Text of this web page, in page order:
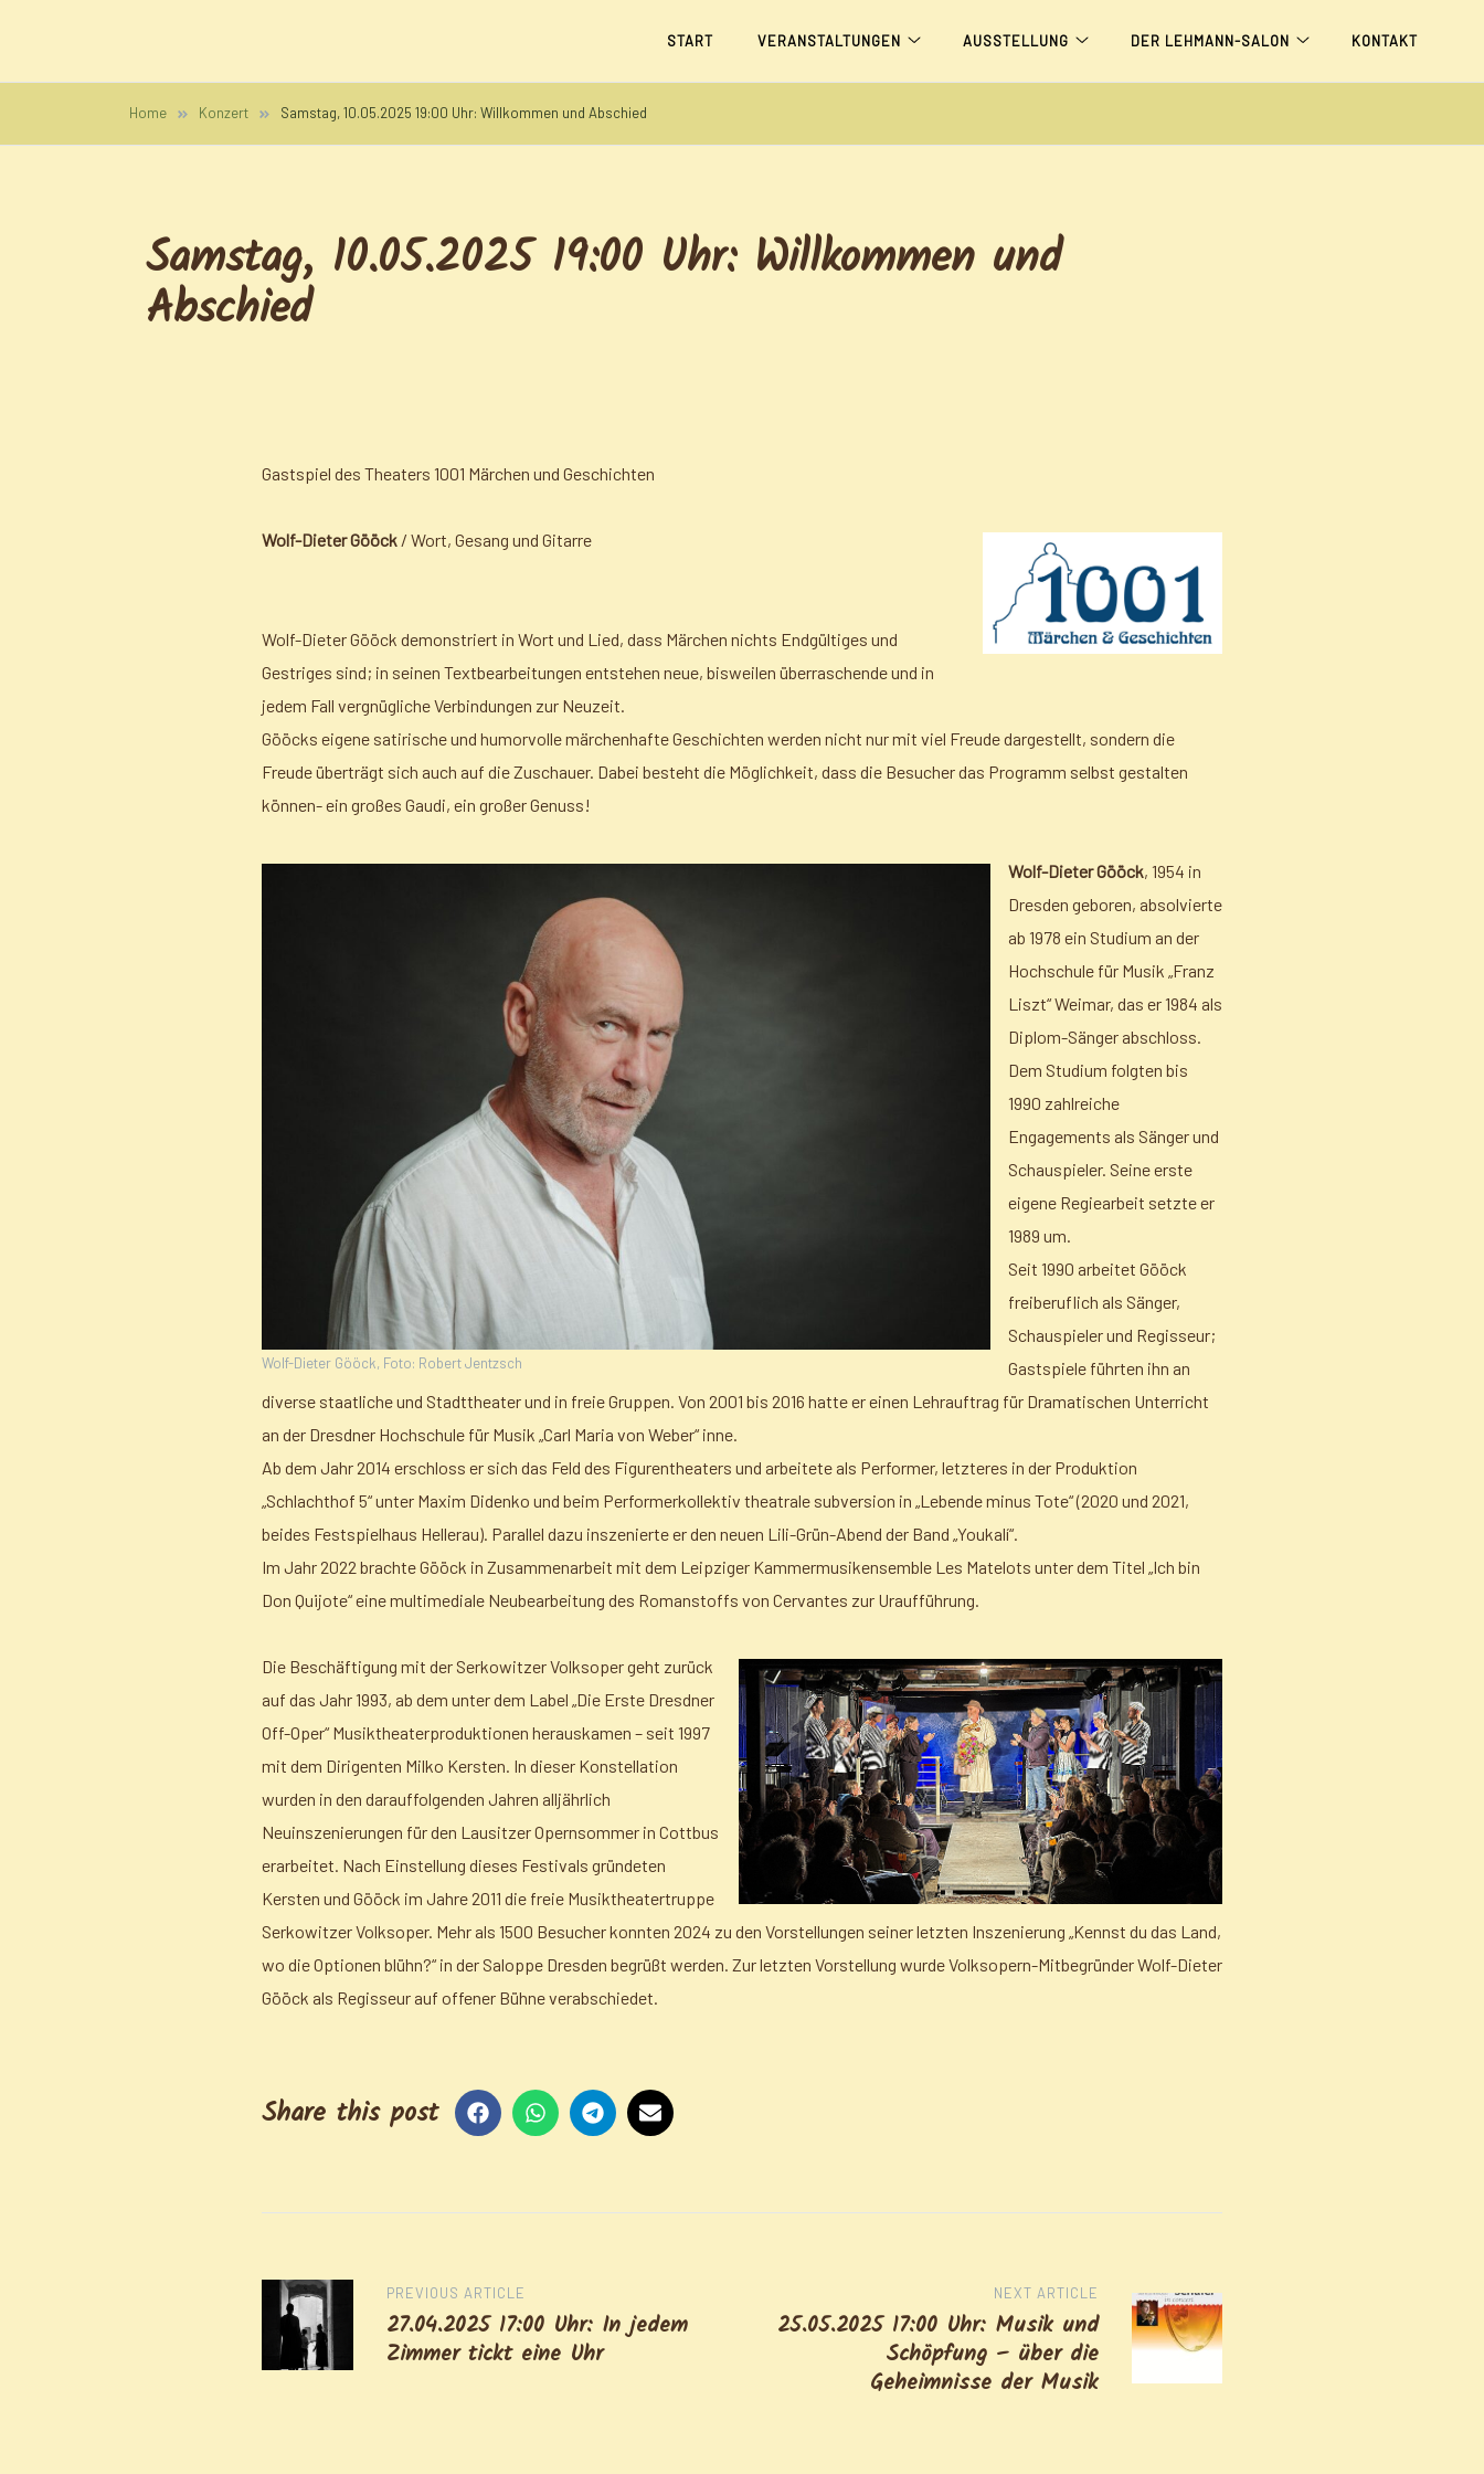
content
Dresden
START VERANSTALTUNGEN AUSSTELLUNG DER LEHMANN-SALON KONTAKT
Home Konzert Samstag, 10.05.2025 19:00 Uhr: Willkommen und Abschied
Samstag, 10.05.2025 19:00 Uhr: Willkommen und
Abschied
Gastspiel des Theaters 1001 Märchen und Geschichten
Wolf-Dieter Gööck / Wort, Gesang und Gitarre
Wolf-Dieter Gööck demonstriert in Wort und Lied, dass Märchen nichts Endgültiges und
Gestriges sind; in seinen Textbearbeitungen entstehen neue, bisweilen überraschende und in
jedem Fall vergnügliche Verbindungen zur Neuzeit.
Gööcks eigene satirische und humorvolle märchenhafte Geschichten werden nicht nur mit viel Freude dargestellt, sondern die
Freude überträgt sich auch auf die Zuschauer. Dabei besteht die Möglichkeit, dass die Besucher das Programm selbst gestalten
können- ein großes Gaudi, ein großer Genuss!
Wolf-Dieter Gööck, Foto: Robert Jentzsch
Wolf-Dieter Gööck, 1954 in
Dresden geboren, absolvierte
ab 1978 ein Studium an der
Hochschule für Musik „Franz
Liszt“ Weimar, das er 1984 als
Diplom-Sänger abschloss.
Dem Studium folgten bis
1990 zahlreiche
Engagements als Sänger und
Schauspieler. Seine erste
eigene Regiearbeit setzte er
1989 um.
Seit 1990 arbeitet Gööck
freiberuflich als Sänger,
Schauspieler und Regisseur;
Gastspiele führten ihn an
diverse staatliche und Stadttheater und in freie Gruppen. Von 2001 bis 2016 hatte er einen Lehrauftrag für Dramatischen Unterricht
an der Dresdner Hochschule für Musik „Carl Maria von Weber“ inne.
Ab dem Jahr 2014 erschloss er sich das Feld des Figurentheaters und arbeitete als Performer, letzteres in der Produktion
„Schlachthof 5“ unter Maxim Didenko und beim Performerkollektiv theatrale subversion in „Lebende minus Tote“ (2020 und 2021,
beides Festspielhaus Hellerau). Parallel dazu inszenierte er den neuen Lili-Grün-Abend der Band „Youkalí“.
Im Jahr 2022 brachte Gööck in Zusammenarbeit mit dem Leipziger Kammermusikensemble Les Matelots unter dem Titel „Ich bin
Don Quijote“ eine multimediale Neubearbeitung des Romanstoffs von Cervantes zur Uraufführung.
Die Beschäftigung mit der Serkowitzer Volksoper geht zurück
auf das Jahr 1993, ab dem unter dem Label „Die Erste Dresdner
Off-Oper“ Musiktheaterproduktionen herauskamen – seit 1997
mit dem Dirigenten Milko Kersten. In dieser Konstellation
wurden in den darauffolgenden Jahren alljährlich
Neuinszenierungen für den Lausitzer Opernsommer in Cottbus
erarbeitet. Nach Einstellung dieses Festivals gründeten
Kersten und Gööck im Jahre 2011 die freie Musiktheatertruppe
Serkowitzer Volksoper. Mehr als 1500 Besucher konnten 2024 zu den Vorstellungen seiner letzten Inszenierung „Kennst du das Land,
wo die Optionen blühn?“ in der Saloppe Dresden begrüßt werden. Zur letzten Vorstellung wurde Volksopern-Mitbegründer Wolf-Dieter
Gööck als Regisseur auf offener Bühne verabschiedet.
Share this post
Post
navigation
PREVIOUS ARTICLE
27.04.2025 17:00 Uhr: In jedem
Zimmer tickt eine Uhr
NEXT ARTICLE
25.05.2025 17:00 Uhr: Musik und
Schöpfung – über die
Geheimnisse der Musik